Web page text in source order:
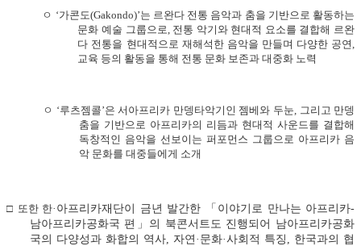
ㅇ ‘가콘도(Gakondo)’는 르완다 전통 음악과 춤을 기반으로 활동하는
문화 예술 그룹으로 전통 악기와 현대적 요소를 결합해 르완
다 전통을 현대적으로 재해석한 음악을 만들며 다양한 공연
교육 등의 활동을 통해 전통 문화 보존과 대중화 노력
ㅇ ‘루츠젬콜’은 서아프리카 만뎅타악기인 젬베와 두눈
그리고 만뎅
춤을 기반으로 아프리카의 리듬과 현대적 사운드를 결합해
독창적인 음악을 선보이는 퍼포먼스 그룹으로 아프리카 음
악 문화를 대중들에게 소개
□ 또한 한· 아프리카재단이 금년 발간한 「 이야기로 만나는 아프리카-
남아프리카공화국 편
」 의 북콘서트도 진행되어 남아프리카공화
국의 다양성과 화합의 역사, 자연 · 문화·사회적 특징
한국과의 협